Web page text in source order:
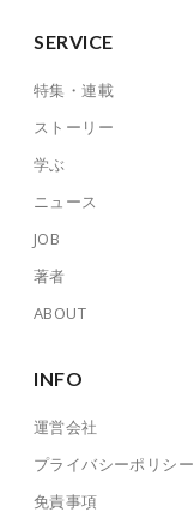
SERVICE
特集・連載
ストーリー
学ぶ
ニュース
JOB
著者
ABOUT
INFO
運営会社
プライバシーポリシー
免責事項